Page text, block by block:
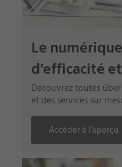
Le
d’efficacité
Découvrez toutes
et des services sur
Accéder à l’aperçu